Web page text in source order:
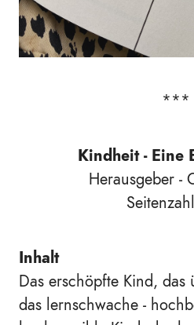
***
Kindheit - Eine
Herausgeber -
Inhalt
Das erschöpfte Kind,
das lernschwache -